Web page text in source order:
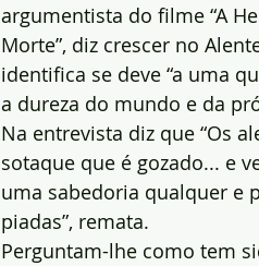
argumentista do filme “A
Morte”, diz crescer no
identifica se deve “a uma
a dureza do mundo e da
Na entrevista diz que “Os
sotaque que é gozado... e
uma sabedoria qualquer e
piadas”, remata.
Perguntam-lhe como tem